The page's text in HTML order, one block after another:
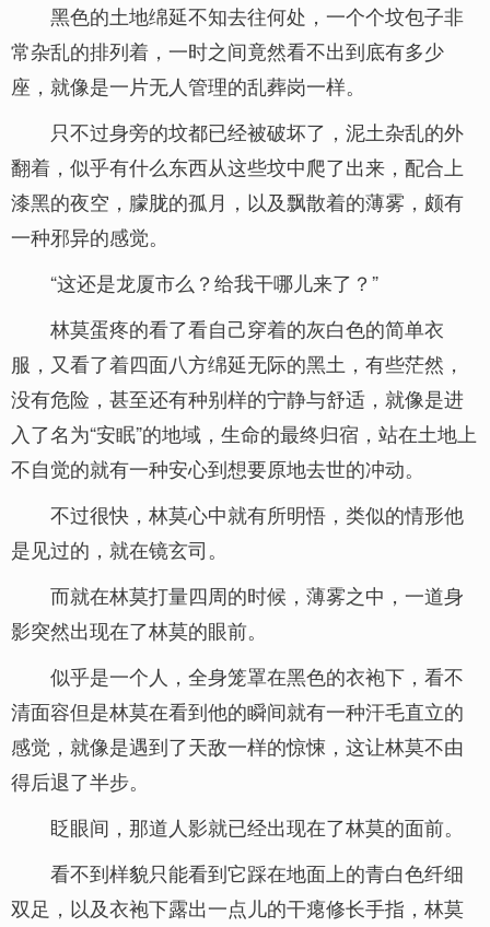
黑色的土地绵延不知去往何处，一个个坟包子非
常杂乱的排列着，一时之间竟然看不出到底有多少
座，就像是一片无人管理的乱葬岗一样。
只不过身旁的坟都已经被破坏了，泥土杂乱的外
翻着，似乎有什么东西从这些坟中爬了出来，配合上
漆黑的夜空，朦胧的孤月，以及飘散着的薄雾，颇有
一种邪异的感觉。
“这还是龙厦市么？给我干哪儿来了？”
林莫蛋疼的看了看自己穿着的灰白色的简单衣
服，又看了着四面八方绵延无际的黑土，有些茫然，
没有危险，甚至还有种别样的宁静与舒适，就像是进
入了名为“安眠”的地域，生命的最终归宿，站在土地上
不自觉的就有一种安心到想要原地去世的冲动。
不过很快，林莫心中就有所明悟，类似的情形他
是见过的，就在镜玄司。
而就在林莫打量四周的时候，薄雾之中，一道身
影突然出现在了林莫的眼前。
似乎是一个人，全身笼罩在黑色的衣袍下，看不
清面容但是林莫在看到他的瞬间就有一种汗毛直立的
感觉，就像是遇到了天敌一样的惊悚，这让林莫不由
得后退了半步。
眨眼间，那道人影就已经出现在了林莫的面前。
看不到样貌只能看到它踩在地面上的青白色纤细
双足，以及衣袍下露出一点儿的干瘪修长手指，林莫